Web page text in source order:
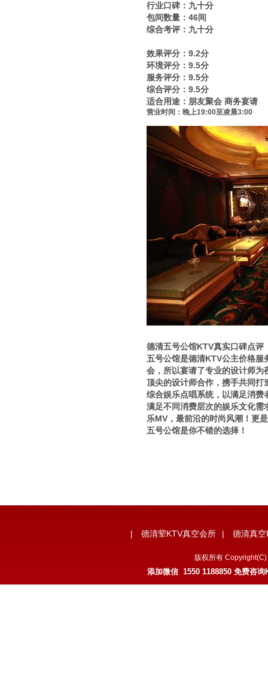
行业口碑：九十分
包间数量：46间
综合考评：九十分
效果评分：9.2分
环境评分：9.5分
服务评分：9.5分
综合评分：9.5分
适合用途：朋友聚会 商务宴请
营业时间：晚上19:00至凌晨3:00
德清五号公馆KTV真实口碑点评
五号公馆是德清KTV公主价格服
会，所以宴请了专业的设计师
顶尖的设计师合作，携手共同
综合娱乐点唱系统，以满足消
满足不同消费层次的娱乐文化
乐MV，最前沿的时尚风潮！更
五号公馆是你不错的选择！
| 德清荤KTV真空会所 | 德清真
版权所有
添加微信 1550 1188850 免费咨